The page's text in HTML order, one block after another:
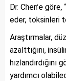
Dr. Chen’e
eder, toksinleri
Araştırmalar,
azalttığını,
yardımcı